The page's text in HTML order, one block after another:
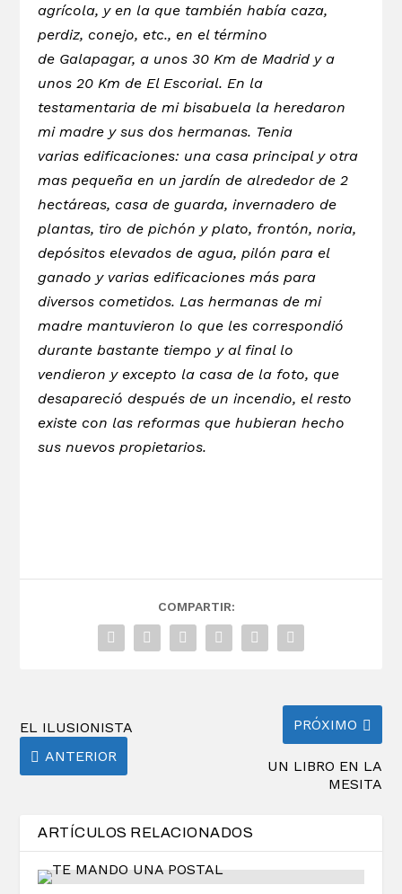
agrícola, y en la que también había caza,
perdiz, conejo, etc., en el término
de Galapagar, a unos 30 Km de Madrid y a
unos 20 Km de El Escorial. En la
testamentaria de mi bisabuela la heredaron
mi madre y sus dos hermanas. Tenia
varias edificaciones: una casa principal y otra
mas pequeña en un jardín de alrededor de 2
hectáreas, casa de guarda, invernadero de
plantas, tiro de pichón y plato, frontón, noria,
depósitos elevados de agua, pilón para el
ganado y varias edificaciones más para
diversos cometidos. Las hermanas de mi
madre mantuvieron lo que les correspondió
durante bastante tiempo y al final lo
vendieron y excepto la casa de la foto, que
desapareció después de un incendio, el resto
existe con las reformas que hubieran hecho
sus nuevos propietarios.
COMPARTIR:
EL ILUSIONISTA
ANTERIOR
PRÓXIMO
UN LIBRO EN LA
MESITA
ARTÍCULOS RELACIONADOS